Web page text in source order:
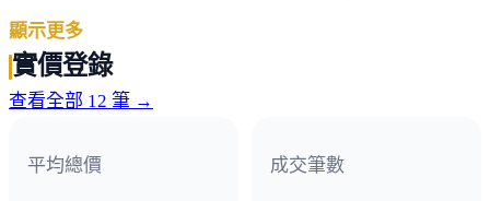
政府機構
顯示更多
實價登錄
查看全部 12 筆 →
平均總價 成交筆數